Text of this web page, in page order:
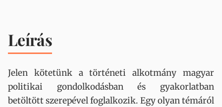
Leírás
Jelen kötetünk a történeti alkotmány magyar
politikai gondolkodásban és gyakorlatban
betöltött szerepével foglalkozik. Egy olyan témáról